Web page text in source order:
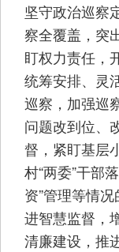
坚守政治巡察
察全覆盖，突
盯权力责任，
统筹安排、灵
巡察，加强巡
问题改到位、
督，紧盯基层
村“两委”干部
资”管理等情
进智慧监督，
清廉建设，推